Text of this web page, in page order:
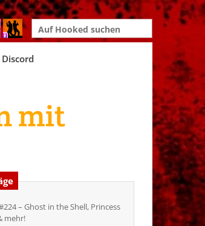
Search
for:
Discord
mit
– Ghost in the Shell, Princess
mehr!